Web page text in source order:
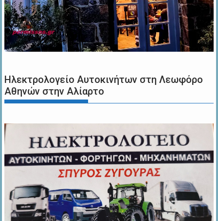
Ηλεκτρολογείο Αυτοκινήτων στη Λεωφόρο
Αθηνών στην Αλίαρτο